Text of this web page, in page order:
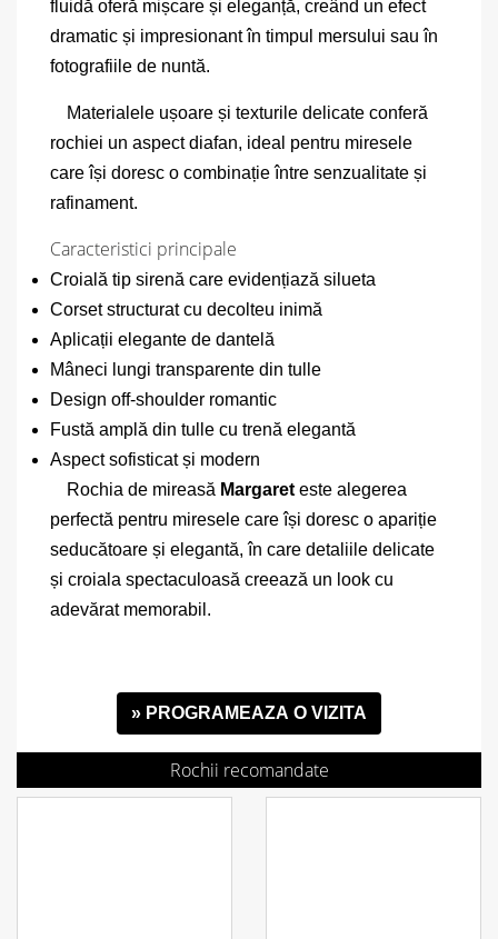
fluidă oferă mișcare și eleganță, creând un efect
dramatic și impresionant în timpul mersului sau în
fotografiile de nuntă.
Materialele ușoare și texturile delicate conferă
rochiei un aspect diafan, ideal pentru miresele
care își doresc o combinație între senzualitate și
rafinament.
Caracteristici principale
Croială tip sirenă care evidențiază silueta
Corset structurat cu decolteu inimă
Aplicații elegante de dantelă
Mâneci lungi transparente din tulle
Design off-shoulder romantic
Fustă amplă din tulle cu trenă elegantă
Aspect sofisticat și modern
Rochia de mireasă Margaret este alegerea
perfectă pentru miresele care își doresc o apariție
seducătoare și elegantă, în care detaliile delicate
și croiala spectaculoasă creează un look cu
adevărat memorabil.
» PROGRAMEAZA O VIZITA
Rochii recomandate